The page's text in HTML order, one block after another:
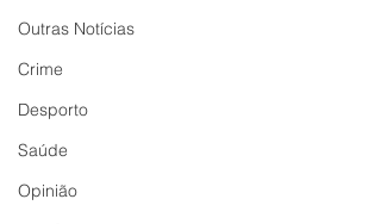
Outras Notícias
Crime
Desporto
Saúde
Opinião